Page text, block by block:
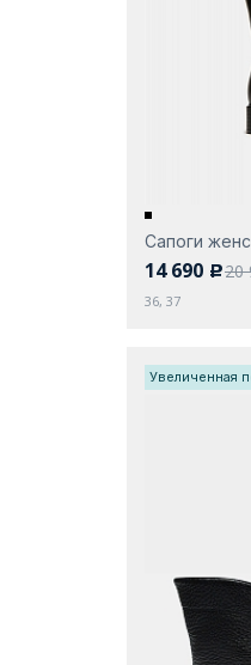
Сапоги
14 690 c20
36, 37
Увеличенная